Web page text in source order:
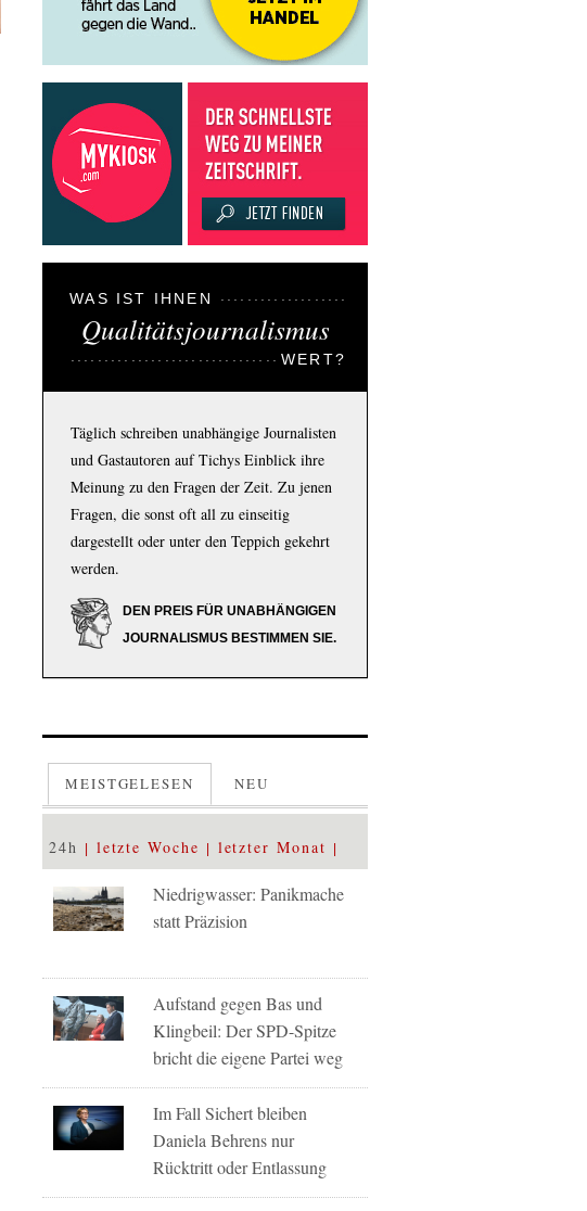
WAS IST IHNEN
Qualitätsjournalismus
WERT?
Täglich schreiben unabhängige Journalisten
und Gastautoren auf Tichys Einblick ihre
Meinung zu den Fragen der Zeit. Zu jenen
Fragen, die sonst oft all zu einseitig
dargestellt oder unter den Teppich gekehrt
werden.
DEN PREIS FÜR UNABHÄNGIGEN
JOURNALISMUS BESTIMMEN SIE.
MEISTGELESEN NEU
24h letzte Woche letzter Monat
Niedrigwasser: Panikmache
statt Präzision
Aufstand gegen Bas und
Klingbeil: Der SPD-Spitze
bricht die eigene Partei weg
Im Fall Sichert bleiben
Daniela Behrens nur
Rücktritt oder Entlassung